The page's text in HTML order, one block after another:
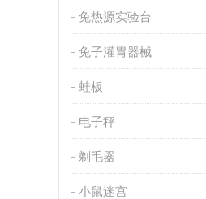
兔热源实验台
兔子灌胃器械
蛙板
电子秤
剃毛器
小鼠迷宫